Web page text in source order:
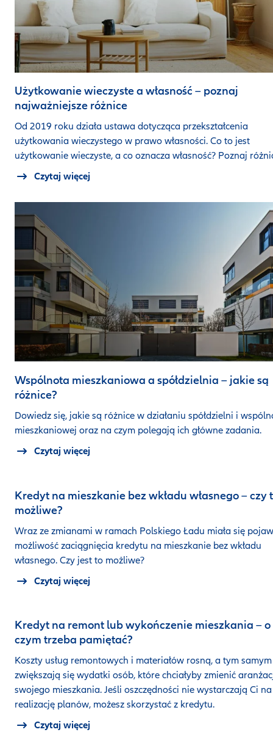
Użytkowanie wieczyste a własność – poznaj
najważniejsze różnice
Od 2019 roku działa ustawa dotycząca przekształcenia
użytkowania wieczystego w prawo własności. Co to jest
użytkowanie wieczyste, a co oznacza własność? Poznaj
Czytaj więcej
Wspólnota mieszkaniowa a spółdzielnia – jakie są
różnice?
Dowiedz się, jakie są różnice w działaniu spółdzielni i
mieszkaniowej oraz na czym polegają ich główne zadania.
Czytaj więcej
Kredyt na mieszkanie bez wkładu własnego – czy
możliwe?
Wraz ze zmianami w ramach Polskiego Ładu miała się
możliwość zaciągnięcia kredytu na mieszkanie bez wkładu
własnego. Czy jest to możliwe?
Czytaj więcej
Kredyt na remont lub wykończenie mieszkania – o
czym trzeba pamiętać?
Koszty usług remontowych i materiałów rosną, a tym samym
zwiększają się wydatki osób, które chciałyby zmienić
swojego mieszkania. Jeśli oszczędności nie wystarczają Ci na
realizację planów, możesz skorzystać z kredytu.
Czytaj więcej